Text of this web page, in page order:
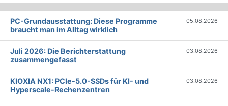
PC-Grundausstattung: Diese Programme
braucht man im Alltag wirklich
05.08.2026
Juli 2026: Die Bericht­erstattung
zusammengefasst
03.08.2026
KIOXIA NX1: PCIe-5.0-SSDs für KI- und
Hyperscale-Rechenzentren
03.08.2026